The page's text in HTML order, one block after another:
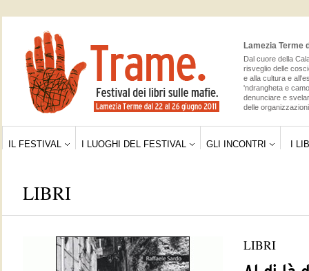
Lamezia Terme
Dal cuore della
risveglio delle
e alla cultura e
'ndrangheta e
denunciare e
delle
IL FESTIVAL I LUOGHI DEL FESTIVAL GLI INCONTRI I
LIBRI
LIBRI